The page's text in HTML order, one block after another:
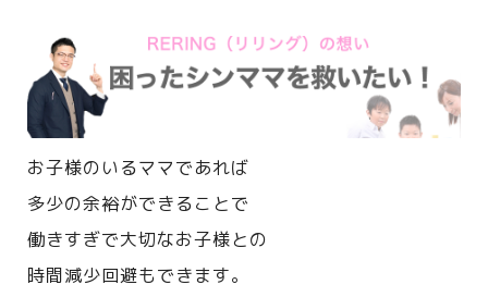
お子様のいるママであれば
多少の余裕ができることで
働きすぎで大切なお子様との
時間減少回避もできます。